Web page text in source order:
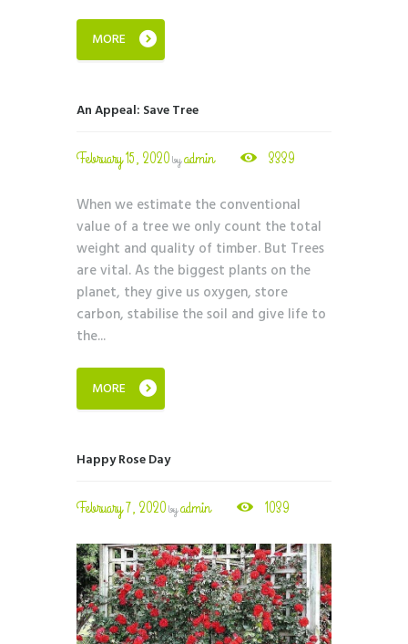
MORE
An Appeal: Save Tree
February 15, 2020byadmin 3339
When we estimate the conventional
value of a tree we only count the total
weight and quality of timber. But Trees
are vital. As the biggest plants on the
planet, they give us oxygen, store
carbon, stabilise the soil and give life to
the...
MORE
Happy Rose Day
February 7, 2020byadmin 1039